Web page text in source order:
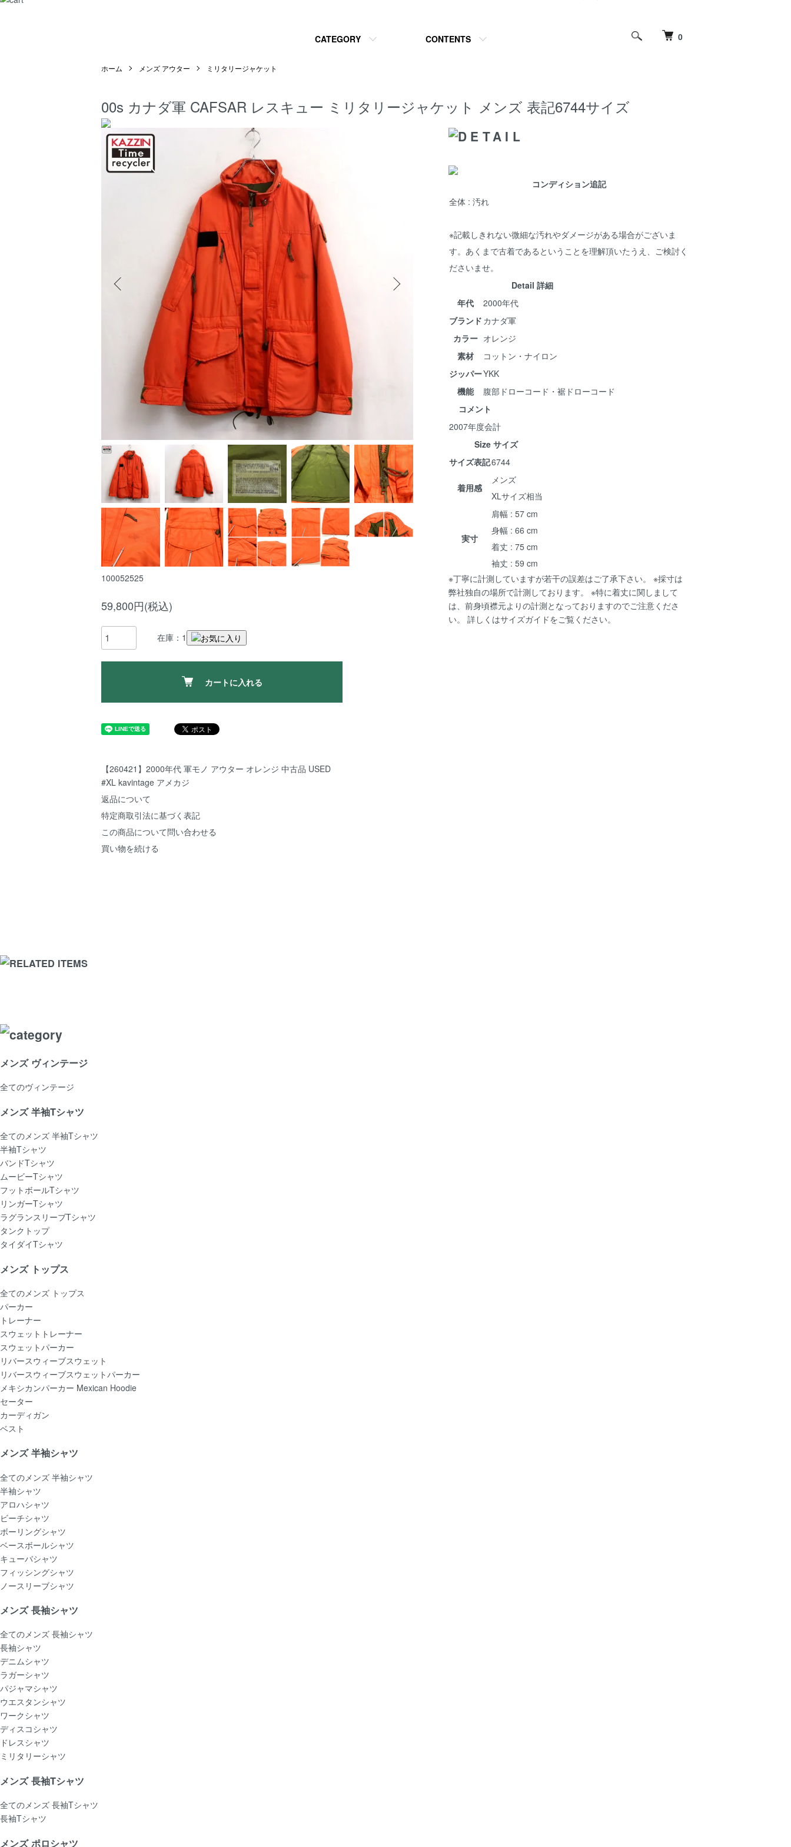
0
CATEGORY CONTENTS
ホーム メンズ アウター ミリタリージャケット
00s カナダ軍 CAFSAR レスキュー ミリタリージャケット メンズ 表記6744サイズ
100052525
59,800円(税込)
在庫：1
カートに入れる
【260421】2000年代 軍モノ アウター オレンジ 中古品 USED
#XL kavintage アメカジ
返品について
特定商取引法に基づく表記
この商品について問い合わせる
買い物を続ける
コンディション追記
全体 : 汚れ
※記載しきれない微細な汚れやダメージがある場合がございま
す。あくまで古着であるということを理解頂いたうえ、ご検討く
ださいませ。
Detail 詳細
年代
2000年代
ブランド カナダ軍
カラー オレンジ
素材
コットン・ナイロン
ジッパーYKK
機能
腹部ドローコード・裾ドローコード
コメント
2007年度会計
Size サイズ
サイズ表記6744
着用感
メンズ
XLサイズ相当
実寸
肩幅 : 57 cm
身幅 : 66 cm
着丈 : 75 cm
袖丈 : 59 cm
※丁寧に計測していますが若干の誤差はご了承下さい。 ※採寸は
弊社独自の場所で計測しております。 ※特に着丈に関しまして
は、前身頃襟元よりの計測となっておりますのでご注意くださ
い。 詳しくはサイズガイドをご覧ください。
メンズ ヴィンテージ
全てのヴィンテージ
メンズ 半袖Tシャツ
全てのメンズ 半袖Tシャツ
半袖Tシャツ
バンドTシャツ
ムービーTシャツ
フットボールTシャツ
リンガーTシャツ
ラグランスリーブTシャツ
タンクトップ
タイダイTシャツ
メンズ トップス
全てのメンズ トップス
パーカー
トレーナー
スウェットトレーナー
スウェットパーカー
リバースウィーブスウェット
リバースウィーブスウェットパーカー
メキシカンパーカー Mexican Hoodie
セーター
カーディガン
ベスト
メンズ 半袖シャツ
全てのメンズ 半袖シャツ
半袖シャツ
アロハシャツ
ビーチシャツ
ボーリングシャツ
ベースボールシャツ
キューバシャツ
フィッシングシャツ
ノースリーブシャツ
メンズ 長袖シャツ
全てのメンズ 長袖シャツ
長袖シャツ
デニムシャツ
ラガーシャツ
パジャマシャツ
ウエスタンシャツ
ワークシャツ
ディスコシャツ
ドレスシャツ
ミリタリーシャツ
メンズ 長袖Tシャツ
全てのメンズ 長袖Tシャツ
長袖Tシャツ
メンズ ポロシャツ